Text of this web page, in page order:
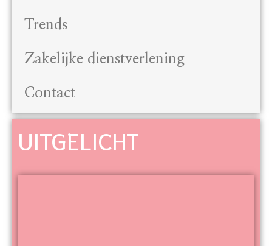
Trends
Zakelijke dienstverlening
Contact
UITGELICHT